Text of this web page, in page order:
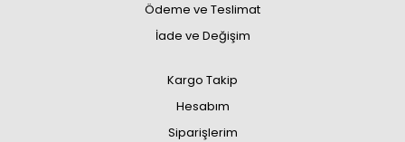
Ödeme ve Teslimat
İade ve Değişim
Kargo Takip
Hesabım
Siparişlerim